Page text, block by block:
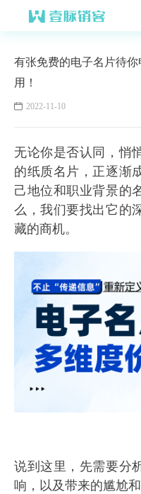
有张免费的电子名片待
用！
2022-11-10
无论你是否认同，悄
的纸质名片，正逐渐
己地位和职业背景的
么，我们要找出它的
藏的商机。
说到这里，先需要分
响，以及带来的尴尬和